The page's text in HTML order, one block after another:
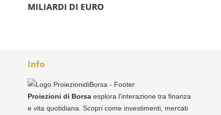
MILIARDI DI EURO
Info
Proiezioni di Borsa esplora l'interazione tra finanza
e vita quotidiana. Scopri come investimenti, mercati